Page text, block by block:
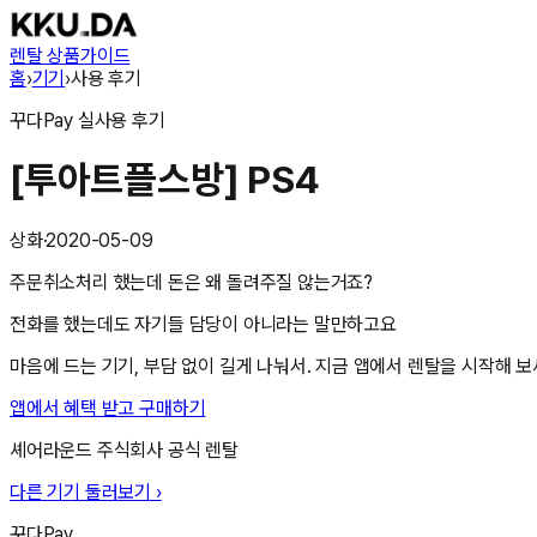
렌탈 상품가이드
홈›기기›사용 후기
꾸다Pay 실사용 후기
[투아트플스방] PS4
상화·2020-05-09
주문취소처리 했는데 돈은 왜 돌려주질 않는거죠?
전화를 했는데도 자기들 담당이 아니라는 말만하고요
마음에 드는 기기, 부담 없이 길게 나눠서. 지금 앱에서 렌탈을 시작해 보
앱에서 혜택 받고 구매하기
셰어라운드 주식회사 공식 렌탈
다른 기기 둘러보기 ›